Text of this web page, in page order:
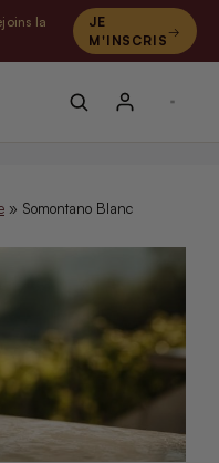
la
JE
M'INSCRIS
» Somontano Blanc